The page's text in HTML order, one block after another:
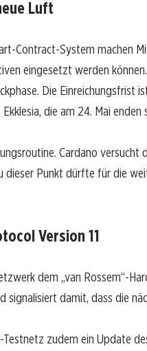
Luft
Contract-System machen
eingesetzt werden
Die Einreichungsfrist
die am 24. Mai enden
Cardano versucht
dieser Punkt dürfte für die
Version 11
dem „van Rossem“-
signalisiert damit, dass die
zudem ein Update